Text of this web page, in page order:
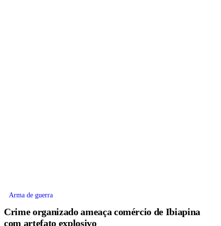
Arma de guerra
Crime organizado ameaça comércio de Ibiapina
com artefato explosivo